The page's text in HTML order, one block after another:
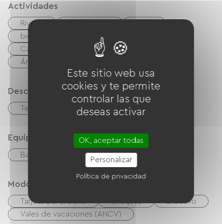
Actividades
Riviere
bicicleta
bicicleta de montaña
Camino verde
en globo
Área de picnic
Descripción
Terraza Terreno privado cercado
Equipos
Barbacoa Salón de jardín
Modos de paiement
Tarjeta De Crédito
Efectivo
Vales de vacaciones (ANCV)
Este sitio web usa
cookies y te permite
controlar las que
deseas activar
OK, aceptar todas
Personalizar
Política de privacidad